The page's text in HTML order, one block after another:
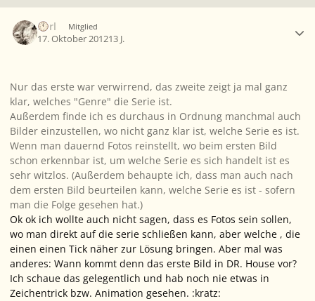
Eorl Mitglied
17. Oktober 201213 J.
Nur das erste war verwirrend, das zweite zeigt ja mal ganz
klar, welches "Genre" die Serie ist.
Außerdem finde ich es durchaus in Ordnung manchmal auch
Bilder einzustellen, wo nicht ganz klar ist, welche Serie es ist.
Wenn man dauernd Fotos reinstellt, wo beim ersten Bild
schon erkennbar ist, um welche Serie es sich handelt ist es
sehr witzlos. (Außerdem behaupte ich, dass man auch nach
dem ersten Bild beurteilen kann, welche Serie es ist - sofern
man die Folge gesehen hat.)
Ok ok ich wollte auch nicht sagen, dass es Fotos sein sollen,
wo man direkt auf die serie schließen kann, aber welche , die
einen einen Tick näher zur Lösung bringen. Aber mal was
anderes: Wann kommt denn das erste Bild in DR. House vor?
Ich schaue das gelegentlich und hab noch nie etwas in
Zeichentrick bzw. Animation gesehen. :kratz: